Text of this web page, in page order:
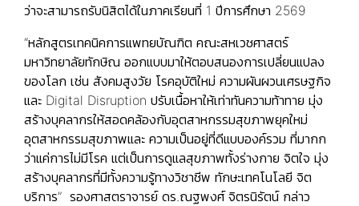
ว่าจะสามารถรับนิสิตได้ในภาคเรียนที่ 1 ปีการศึกษา 2569
“หลักสูตรเทคนิคการแพทยบัณฑิต คณะสหเวชศาสตร์
มหาวิทยาลัยทักษิณ ออกแบบมาให้ตอบสนองการเปลี่ยนแปลง
ของโลก เช่น สังคมสูงวัย โรคอุบัติใหม่ ความผันผวนเศรษฐกิจ
และ Digital Disruption ปรับเนื้อหาให้เท่าทันความท้าทาย มุ่ง
สร้างบุคลากรให้สอดคล้องกับอุตสาหกรรมสุขภาพยุคใหม่
อุตสาหกรรมสุขภาพและ ความเป็นอยู่ที่ดีแบบองค์รวม ที่มากก
ว่าแค่การไม่มีโรค แต่เป็นการดูแลสุขภาพทั้งร่างกาย จิตใจ มุ่ง
สร้างบุคลากรที่มีทั้งความรู้ทางวิชาชีพ ทักษะเทคโนโลยี จิต
บริการ” รองศาสตราจารย์ ดร.ณฐพงศ์ จิตรนิรัตน์ กล่าว